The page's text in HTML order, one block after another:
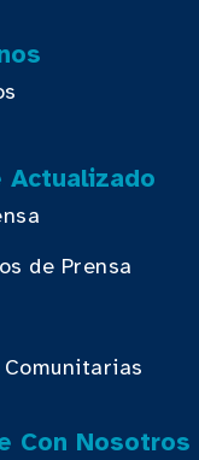
Actualizado
de Prensa
Con Nosotros